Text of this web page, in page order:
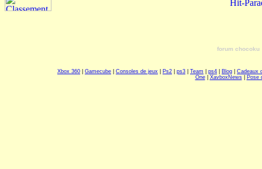
forum chocoku
Xbox 360 Gamecube Consoles de jeux Ps2 ps3 Team ps4 Blog
Cadeaux
One| XavboxNews| Pose